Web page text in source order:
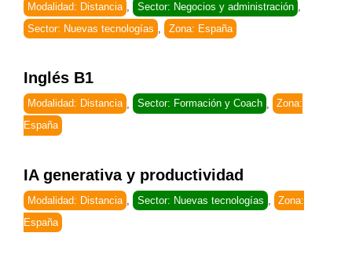
Modalidad: Distancia , Sector: Negocios y administración ,
Sector: Nuevas tecnologías , Zona: España
Inglés B1
Modalidad: Distancia Sector: Formación y Coach
Zona:
España
IA generativa y productividad
Modalidad: Distancia , Sector: Nuevas tecnologías ,
Zona:
España